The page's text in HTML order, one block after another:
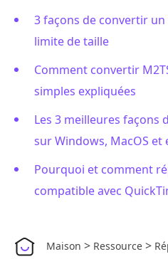
3 façons de convertir un
limite de taille
Comment convertir
simples expliquées
Les 3 meilleures façons
sur Windows, MacOS et
Pourquoi et comment
compatible avec
Maison > Ressource >